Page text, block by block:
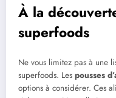
À la
superfoods
Ne vous limitez pas à une
superfoods. Les pousses
options à considérer. Ces